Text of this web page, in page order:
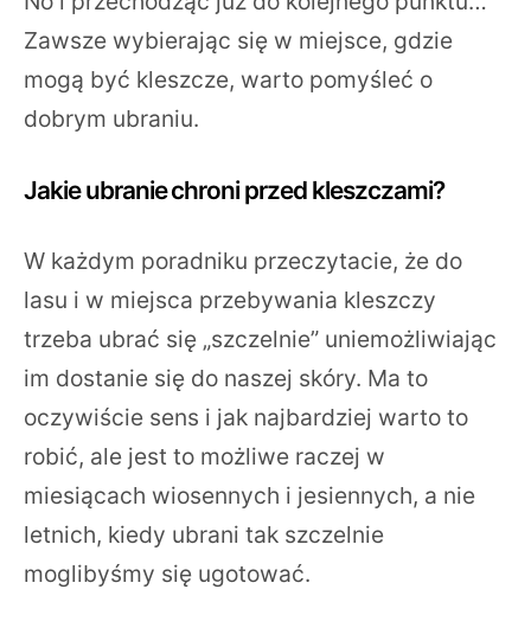
Zawsze wybierając się w miejsce, gdzie
mogą być kleszcze, warto pomyśleć o
dobrym ubraniu.
Jakie ubranie chroni przed kleszczami?
W każdym poradniku przeczytacie, że do
lasu i w miejsca przebywania kleszczy
trzeba ubrać się „szczelnie” uniemożliwiając
im dostanie się do naszej skóry. Ma to
oczywiście sens i jak najbardziej warto to
robić, ale jest to możliwe raczej w
miesiącach wiosennych i jesiennych, a nie
letnich, kiedy ubrani tak szczelnie
moglibyśmy się ugotować.